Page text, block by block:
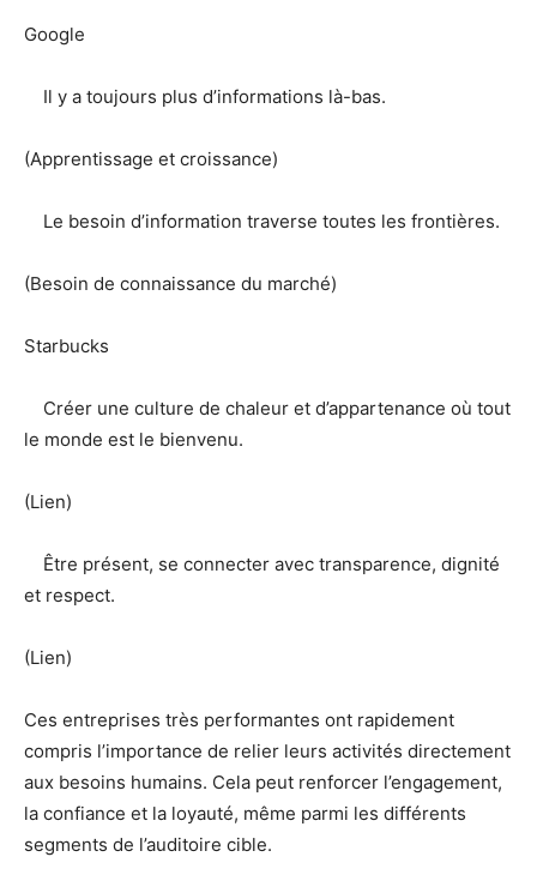
Google
Il y a toujours plus d’informations là-bas.
(Apprentissage et croissance)
Le besoin d’information traverse toutes les frontières.
(Besoin de connaissance du marché)
Starbucks
Créer une culture de chaleur et d’appartenance où tout
le monde est le bienvenu.
(Lien)
Être présent, se connecter avec transparence, dignité
et respect.
(Lien)
Ces entreprises très performantes ont rapidement
compris l’importance de relier leurs activités directement
aux besoins humains. Cela peut renforcer l’engagement,
la confiance et la loyauté, même parmi les différents
segments de l’auditoire cible.